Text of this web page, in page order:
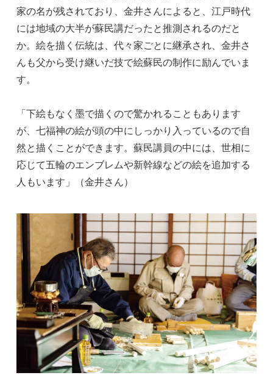
家の名が残されており、金井さんによると、江戸時代
には地域の大半が蘇民講だったと推測されるのだと
か。絵を描く伝統は、代々家ごとに継承され、金井さ
んも父から受け継いだ技で絵蘇民の制作に励んでいま
す。
「下絵もなく墨で描くので驚かれることもあります
が、七福神の絵が頭の中にしっかり入っているので自
然と描くことができます。蘇民講員の中には、世相に
応じて五輪のエンブレムや新幹線などの絵を追加する
人もいます」（金井さん）